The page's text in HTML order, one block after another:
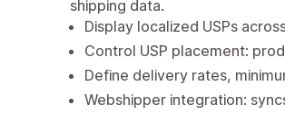
shipping data.
Display localized USPs
Control USP placement:
Define delivery rates,
Webshipper integration: